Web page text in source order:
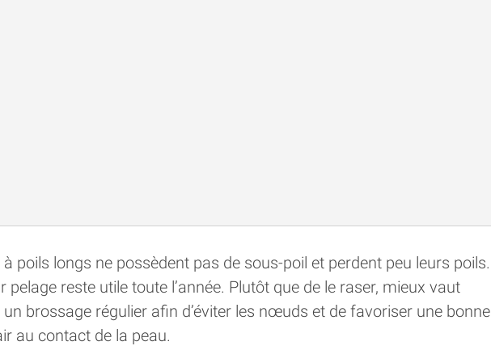
poils longs ne possèdent pas de sous-poil et perdent peu leurs poils.
pelage reste utile toute l’année. Plutôt que de le raser, mieux vaut
un brossage régulier afin d’éviter les nœuds et de favoriser une bonne
au contact de la peau.